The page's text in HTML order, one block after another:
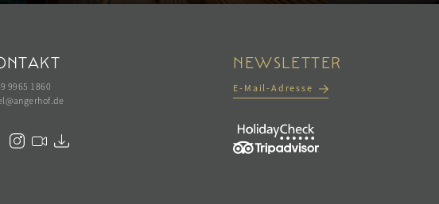
9965 1860
angerhof.de
NEWSLETTER
E-Mail-Adresse